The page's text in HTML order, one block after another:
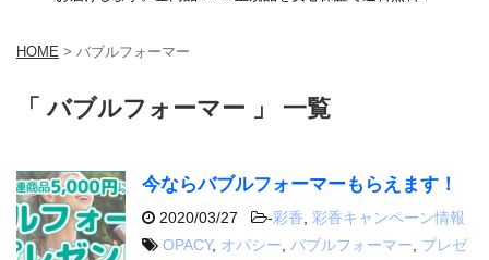
HOME > バブルフォーマー
「 バブルフォーマー 」 一覧
今ならバブルフォーマーもらえます！
2020/03/27 -彩香
彩香キャンペーン情報
OPACY, オパシー バブルフォーマー
プレゼ